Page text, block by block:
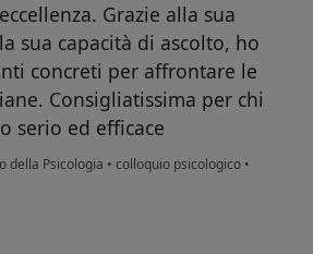
Grazie alla sua
sua capacità di ascolto, ho
concreti per affrontare le
Consigliatissima per chi
serio ed efficace
della Psicologia • colloquio psicologico •
A P